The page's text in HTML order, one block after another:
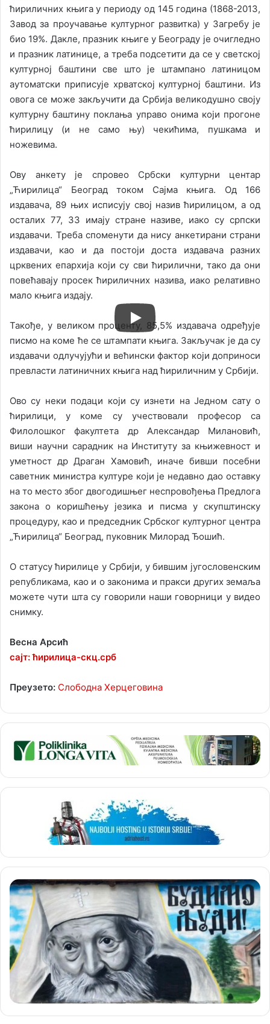
ћириличних књига у периоду од 145 година (1868-2013,
Завод за проучавање културног развитка) у Загребу је
био 19%. Дакле, празник књиге у Београду је очигледно
и празник латинице, а треба подсетити да се у светској
културној баштини све што је штампано латиницом
аутоматски приписује хрватској културној баштини. Из
овога се може закључити да Србија великодушно своју
културну баштину поклања управо онима који прогоне
ћирилицу (и не само њу) чекићима, пушкама и
ножевима.
Ову анкету је спровео Србски културни центар
„Ћирилица“ Београд током Сајма књига. Од 166
издавача, 89 њих исписују свој назив ћирилицом, а од
осталих 77, 33 имају стране називе, иако су српски
издавачи. Треба споменути да нису анкетирани страни
издавачи, као и да постоји доста издавача разних
црквених епархија који су сви ћирилични, тако да они
повећавају просек ћириличних назива, иако релативно
мало књига издају.
Такође, у великом проценту, 85,5% издавача одређује
писмо на коме ће се штампати књига. Закључак је да су
издавачи одлучујући и већински фактор који доприноси
превласти латиничних књига над ћириличним у Србији.
Ово су неки подаци који су изнети на Једном сату о
ћирилици, у коме су учествовали професор са
Филолошког факултета др Александар Милановић,
виши научни сарадник на Институту за књижевност и
уметност др Драган Хамовић, иначе бивши посебни
саветник министра културе који је недавно дао оставку
на то место због двогодишњег неспровођења Предлога
закона о коришћењу језика и писма у скупштинску
процедуру, као и председник Србског културног центра
„Ћирилица“ Београд, пуковник Милорад Ђошић.
О статусу ћирилице у Србији, у бившим југословенским
републикама, као и о законима и пракси других земаља
можете чути шта су говорили наши говорници у видео
снимку.
Весна Арсић
сајт: ћирилица-скц.срб
Преузето: Слободна Херцеговина